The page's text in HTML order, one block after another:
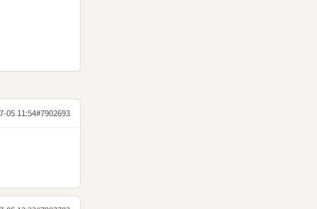
05 11:54#7902693